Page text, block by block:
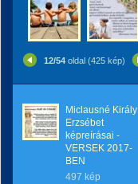
12/54 oldal (425 kép)
Miclausné Király
Erzsébet
képreírásai -
VERSEK 2017-
BEN
497 kép